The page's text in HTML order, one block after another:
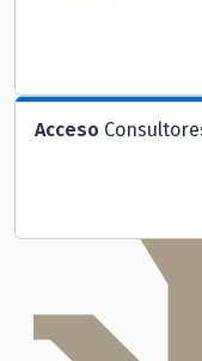
Acceso